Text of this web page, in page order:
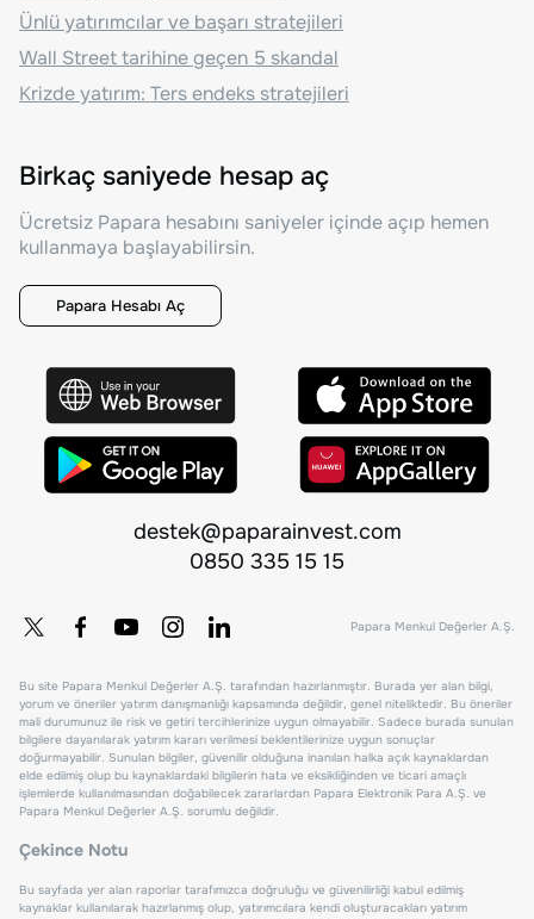
Ünlü yatırımcılar ve başarı stratejileri
Wall Street tarihine geçen 5 skandal
Krizde yatırım: Ters endeks stratejileri
Birkaç saniyede hesap aç
Ücretsiz Papara hesabını saniyeler içinde açıp hemen
kullanmaya başlayabilirsin.
Papara Hesabı Aç
destek@paparainvest.com
0850 335 15 15
Papara Menkul Değerler A.Ş.
Bu site Papara Menkul Değerler A.Ş. tarafından hazırlanmıştır. Burada yer alan bilgi,
yorum ve öneriler yatırım danışmanlığı kapsamında değildir, genel niteliktedir. Bu öneriler
mali durumunuz ile risk ve getiri tercihlerinize uygun olmayabilir. Sadece burada sunulan
bilgilere dayanılarak yatırım kararı verilmesi beklentilerinize uygun sonuçlar
doğurmayabilir. Sunulan bilgiler, güvenilir olduğuna inanılan halka açık kaynaklardan
elde edilmiş olup bu kaynaklardaki bilgilerin hata ve eksikliğinden ve ticari amaçlı
işlemlerde kullanılmasından doğabilecek zararlardan Papara Elektronik Para A.Ş. ve
Papara Menkul Değerler A.Ş. sorumlu değildir.
Çekince Notu
Bu sayfada yer alan raporlar tarafımızca doğruluğu ve güvenilirliği kabul edilmiş
kaynaklar kullanılarak hazırlanmış olup, yatırımcılara kendi oluşturacakları yatırım